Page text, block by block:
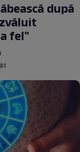
după
fel"